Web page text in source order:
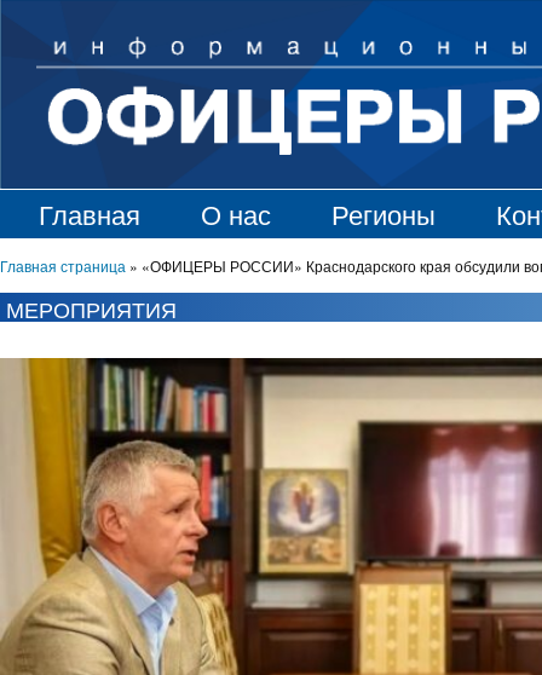
Главная О нас Регионы
Главная страница » «ОФИЦЕРЫ РОССИИ» Краснодарского края обсудили
МЕРОПРИЯТИЯ